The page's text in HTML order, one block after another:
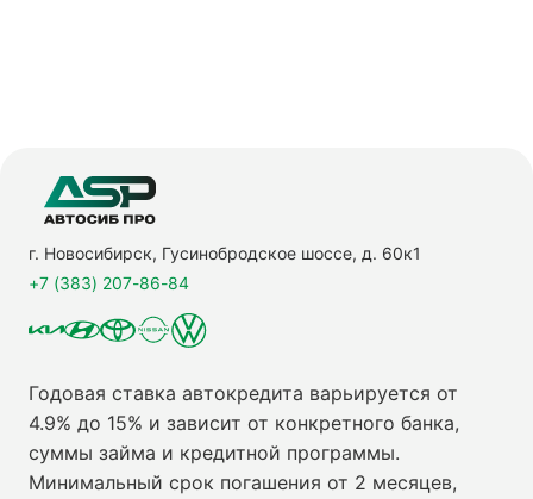
г. Новосибирск, Гусинобродское шоссе, д. 60к1
+7 (383) 207-86-84
Годовая ставка автокредита варьируется от
4.9% до 15% и зависит от конкретного банка,
суммы займа и кредитной программы.
Минимальный срок погашения от 2 месяцев,